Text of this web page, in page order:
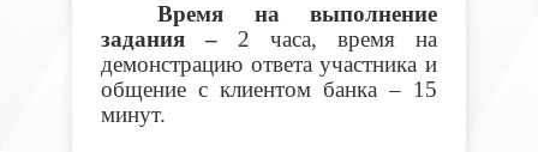
Время на выполнение
задания – 2 часа, время на
демонстрацию ответа участника и
общение с клиентом банка – 15
минут.